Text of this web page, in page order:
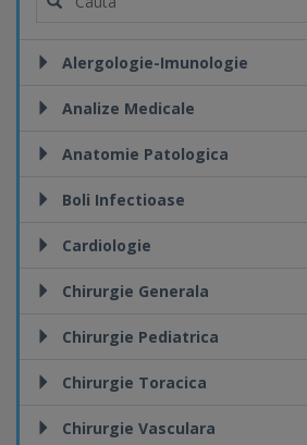
Alergologie-Imunologie
Analize Medicale
Anatomie Patologica
Boli Infectioase
Cardiologie
Chirurgie Generala
Chirurgie Pediatrica
Chirurgie Toracica
Chirurgie Vasculara